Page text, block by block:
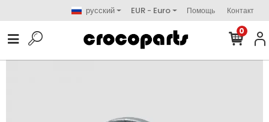
русский EUR - Euro Помощь Контакт
0